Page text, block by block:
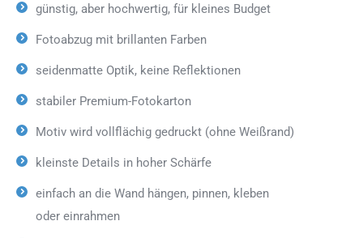
günstig, aber hochwertig, für kleines Budget
Fotoabzug mit brillanten Farben
seidenmatte Optik, keine Reflektionen
stabiler Premium-Fotokarton
Motiv wird vollflächig gedruckt (ohne Weißrand)
kleinste Details in hoher Schärfe
einfach an die Wand hängen, pinnen, kleben
oder einrahmen